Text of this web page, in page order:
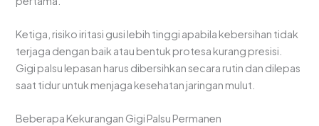
Ketiga, risiko iritasi gusi lebih tinggi apabila kebersihan tidak
terjaga dengan baik atau bentuk protesa kurang presisi.
Gigi palsu lepasan harus dibersihkan secara rutin dan dilepas
saat tidur untuk menjaga kesehatan jaringan mulut.
Beberapa Kekurangan Gigi Palsu Permanen